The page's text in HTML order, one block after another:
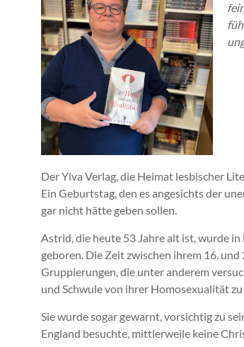
Der Ylva Verlag, die Heimat lesbischer
Ein Geburtstag, den es angesichts der
gar nicht hätte geben sollen.
Astrid, die heute 53 Jahre alt ist, wurde
geboren. Die Zeit zwischen ihrem 16.
Gruppierungen, die unter anderem
und Schwule von ihrer Homosexualität zu
Sie wurde sogar gewarnt, vorsichtig zu
England besuchte, mittlerweile keine